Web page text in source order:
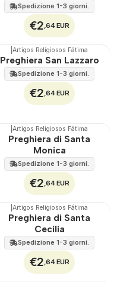
Spedizione 1-3 giorni.
€2,64 EUR
|Artigos Religiosos Fátima
Preghiera San Lazzaro
Spedizione 1-3 giorni.
€2,64 EUR
|Artigos Religiosos Fátima
Preghiera di Santa
Monica
Spedizione 1-3 giorni.
€2,64 EUR
|Artigos Religiosos Fátima
Preghiera di Santa
Cecilia
Spedizione 1-3 giorni.
€2,64 EUR